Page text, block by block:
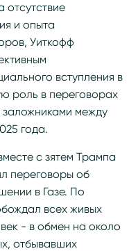
отсутствие
и опыта
Уиткофф
вступления в
роль в переговорах
между
года.
с зятем Трампа
переговоры об
в Газе. По
всех живых
- в обмен на около
отбывавших